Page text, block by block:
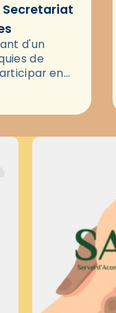
Secretariat
d'un
de
en
pel